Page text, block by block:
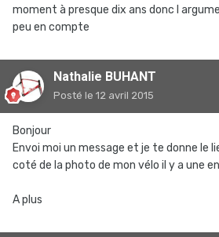
moment à presque dix ans donc l
peu en compte
Nathalie BUHANT
Posté le 12 avril 2015
Bonjour
Envoi moi un message et je te donne le
coté de la photo de mon vélo il y a une
A plus